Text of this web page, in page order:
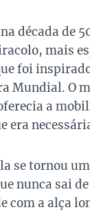
década de
mais
foi
Mundial. O
a
era
se tornou
nunca sai
com a alça